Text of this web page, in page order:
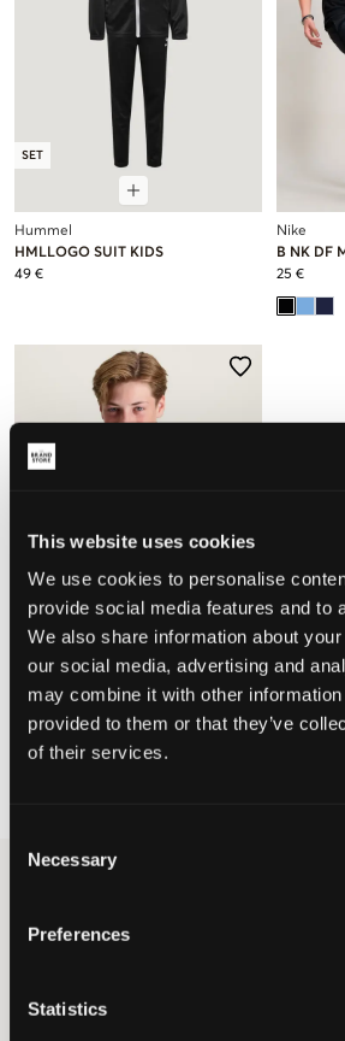
This website uses cookies
We use cookies to personalise
provide social media features and to
We also share information about
our social media, advertising and
may combine it with other information
provided to them or that they’ve
of their services.
Selection
Necessary
Preferences
Statistics
Trainingspakken &
Welkom bij Kids Brand Store, de ultieme
SET
Hummel
HMLLOGO SUIT KIDS
49 €
Nike
B NK DF
25 €
VERKOOP
BALLIER TRACK JACKET KIDS
39,50 €79 €